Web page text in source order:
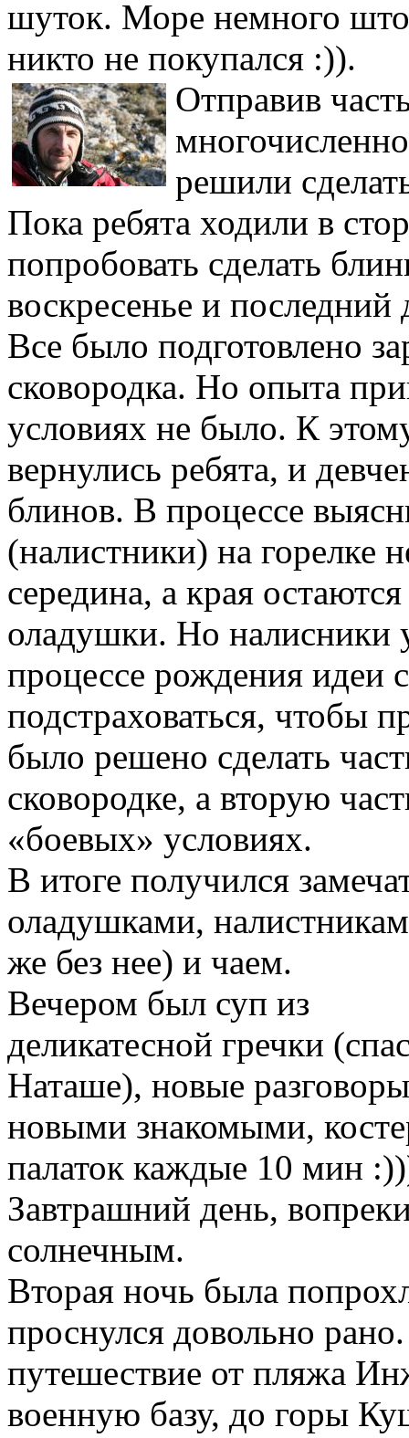
шуток. Море немного
никто не покупался :)).
Отправив
решили
Пока ребята ходили в
попробовать сделать
воскресенье и
Все было подготовлено
сковородка. Но опыта
условиях не было. К
вернулись ребята, и
блинов. В процессе
(налистники) на горелке
середина, а края
оладушки. Но налисники
процессе рождения идеи
подстраховаться, чтобы
было решено сделать
сковородке, а вторую
«боевых» условиях.
В итоге получился
оладушками,
же без нее) и чаем.
Вечером был суп из
деликатесной гречки
Наташе), новые
новыми знакомыми,
палаток каждые 10 мин
Завтрашний день,
солнечным.
Вторая ночь была
проснулся довольно
путешествие от пляжа
военную базу, до горы